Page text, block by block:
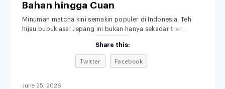
Bahan hingga Cuan
Minuman matcha kini semakin populer di Indonesia. Teh
hijau bubuk asal Jepang ini bukan hanya sekadar tren, tapi
di kalangan anak muda dan pecinta minuman sehat.
Rasanya yang khas, aromanya yang menenangkan, serta
tampilannya yang estetik membuat minuman matcha bukan
Share this:
Twitter Facebook
June 25, 2026